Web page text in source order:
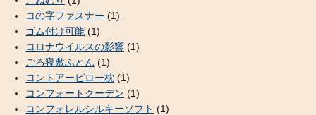
コの字ファスナー (1)
ゴム付け可能 (1)
コロナウイルスの影響 (1)
ごろ寝敷ふとん (1)
コントアーピロー枕 (1)
コンフォートクーデン (1)
コンフォレルシルキーソフト (1)